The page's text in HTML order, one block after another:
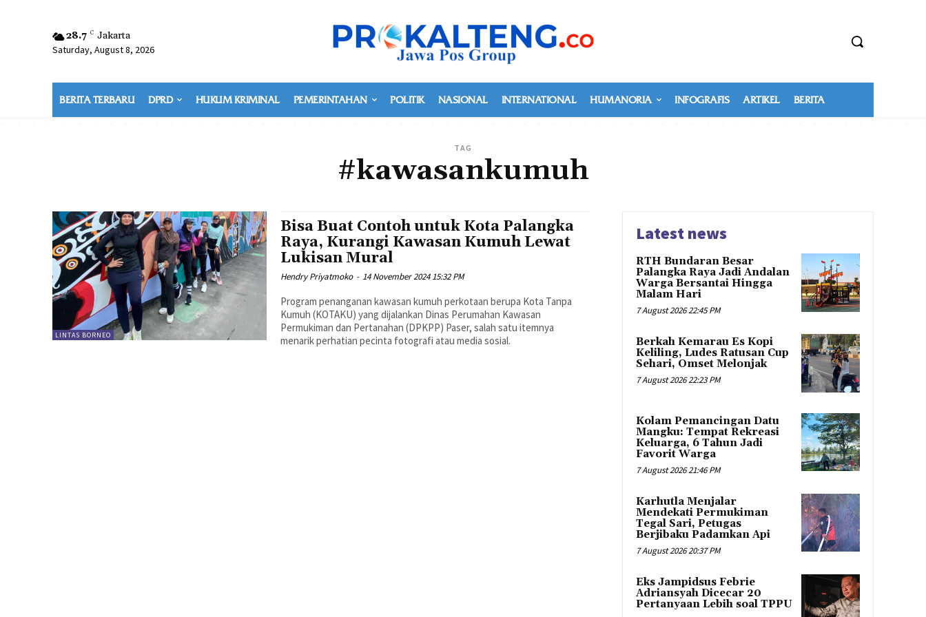
28.7 C Jakarta
Saturday, August 8, 2026
BERITA TERBARU DPRD HUKUM KRIMINAL PEMERINTAHAN POLITIK NASIONAL INTERNATIONAL HUMANORIA INFOGRAFIS ARTIKEL BERITA
TAG
#kawasankumuh
LINTAS BORNEO
Bisa Buat Contoh untuk Kota Palangka
Raya, Kurangi Kawasan Kumuh Lewat
Lukisan Mural
Hendry Priyatmoko - 14 November 2024 15:32 PM
Program penanganan kawasan kumuh perkotaan berupa Kota Tanpa
Kumuh (KOTAKU) yang dijalankan Dinas Perumahan Kawasan
Permukiman dan Pertanahan (DPKPP) Paser, salah satu itemnya
menarik perhatian pecinta fotografi atau media sosial.
Latest news
RTH Bundaran Besar
Palangka Raya Jadi Andalan
Warga Bersantai Hingga
Malam Hari
7 August 2026 22:45 PM
Berkah Kemarau Es Kopi
Keliling, Ludes Ratusan Cup
Sehari, Omset Melonjak
7 August 2026 22:23 PM
Kolam Pemancingan Datu
Mangku: Tempat Rekreasi
Keluarga, 6 Tahun Jadi
Favorit Warga
7 August 2026 21:46 PM
Karhutla Menjalar
Mendekati Permukiman
Tegal Sari, Petugas
Berjibaku Padamkan Api
7 August 2026 20:37 PM
Eks Jampidsus Febrie
Adriansyah Dicecar 20
Pertanyaan Lebih soal TPPU